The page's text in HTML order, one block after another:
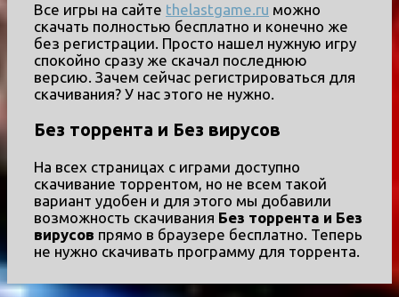
Все игры на сайте thelastgame.ru можно
скачать полностью бесплатно и конечно же
без регистрации. Просто нашел нужную игру
спокойно сразу же скачал последнюю
версию. Зачем сейчас регистрироваться для
скачивания? У нас этого не нужно.
Без торрента и Без вирусов
На всех страницах с играми доступно
скачивание торрентом, но не всем такой
вариант удобен и для этого мы добавили
возможность скачивания Без торрента и Без
вирусов прямо в браузере бесплатно. Теперь
не нужно скачивать программу для торрента.